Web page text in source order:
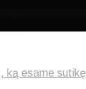
ką esame sutikę